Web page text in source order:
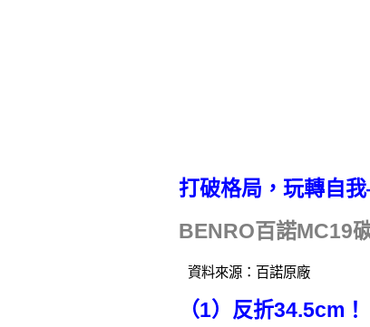
打破格局，玩轉自
BENRO百諾MC19
資料來源：百諾原廠
（1）反折34.5cm！